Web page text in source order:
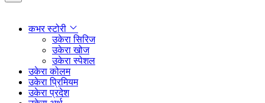
कभर स्टोरी
उकेरा सिरिज
उकेरा खोज
उकेरा स्पेशल
उकेरा कोलम
उकेरा प्रिमियम
उकेरा प्रदेश